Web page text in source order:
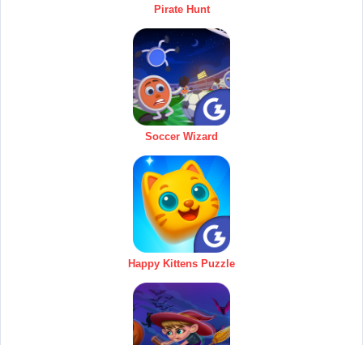
Pirate Hunt
Soccer Wizard
Happy Kittens Puzzle